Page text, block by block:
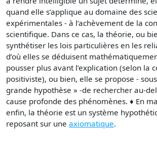
quand elle s’applique au domaine des
expérimentales - à l’achèvement de la
scientifique. Dans ce cas, la théorie, ou
synthétiser les lois particulières en les
d’où elles se déduisent
pousser plus avant l’explication (selon la
positiviste), ou bien, elle se propose -
grande hypothèse » -de rechercher au-
cause profonde des phénomènes. ♦ En
enfin, la théorie est un système
reposant sur une axiomatique.